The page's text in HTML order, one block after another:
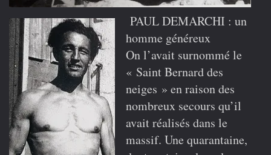
PAUL DEMARCHI : un
homme généreux
On l’avait surnommé le
« Saint Bernard des
neiges » en raison des
nombreux secours qu’il
avait réalisés dans le
massif. Une quarantaine,